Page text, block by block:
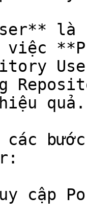
là
việc
quả.
các
cập